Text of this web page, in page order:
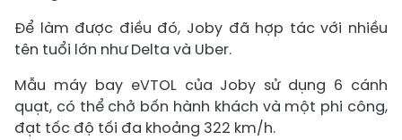
Để làm được điều đó, Joby đã hợp tác với nhiều
tên tuổi lớn như Delta và Uber.
Mẫu máy bay eVTOL của Joby sử dụng 6 cánh
quạt, có thể chở bốn hành khách và một phi công,
đạt tốc độ tối đa khoảng 322 km/h.